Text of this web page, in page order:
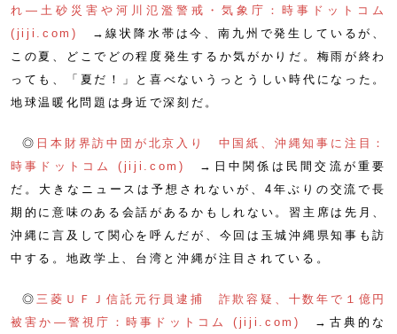
れ―土砂災害や河川氾濫警戒・気象庁：時事ドットコム
(jiji.com)
→線状降水帯は今、南九州で発生しているが、
この夏、どこでどの程度発生するか気がかりだ。梅雨が終わ
っても、「夏だ！」と喜べないうっとうしい時代になった。
地球温暖化問題は身近で深刻だ。
◎ 日本財界訪中団が北京入り 中国紙、沖縄知事に注目：
時事ドットコム (jiji.com)
→日中関係は民間交流が重要
だ。大きなニュースは予想されないが、4年ぶりの交流で長
期的に意味のある会話があるかもしれない。習主席は先月、
沖縄に言及して関心を呼んだが、今回は玉城沖縄県知事も訪
中する。地政学上、台湾と沖縄が注目されている。
◎三菱ＵＦＪ信託元行員逮捕 詐欺容疑、十数年で１億円
被害か―警視庁：時事ドットコム (jiji.com)
→古典的な